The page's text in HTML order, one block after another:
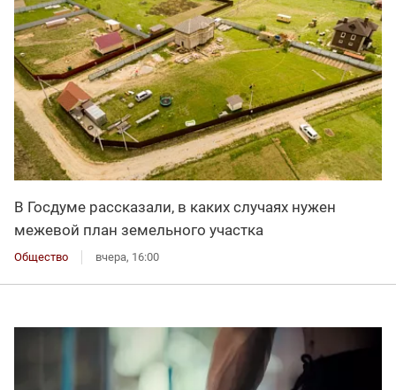
В Госдуме рассказали, в каких случаях нужен
межевой план земельного участка
Общество вчера, 16:00